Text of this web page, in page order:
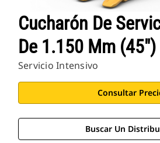
Cucharón De
De 1.150 Mm (45")
Servicio Intensivo
Consultar
Buscar Un